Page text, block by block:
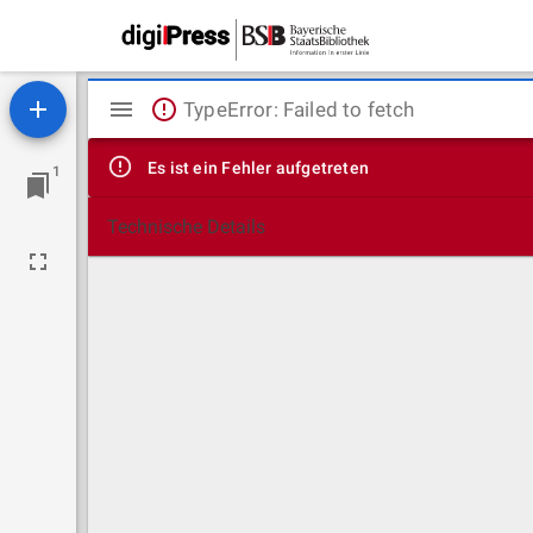
1
Mirador
Viewer
TypeError: Failed to fetch
Es ist ein Fehler aufgetreten
Technische Details